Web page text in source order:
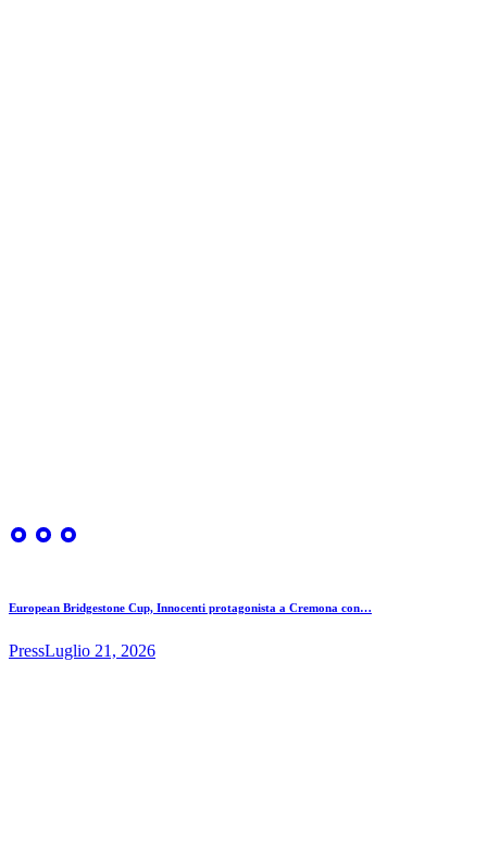
European Bridgestone Cup, Innocenti protagonista a Cremona con…
PressLuglio 21, 2026